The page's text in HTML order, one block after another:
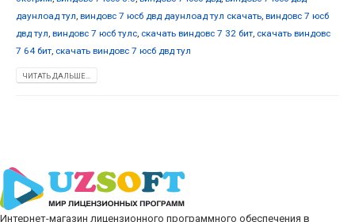
даунлоад тул, виндовс 7 юсб двд даунлоад тул скачать, виндовс 7 юсб
двд тул, виндовс 7 юсб тулс, скачать виндовс 7 32 бит, скачать виндовс
7 64 бит, скачать виндовс 7 юсб двд тул
ЧИТАТЬ ДАЛЬШЕ...
Интернет-магазин лицензионного программного обеспечения в